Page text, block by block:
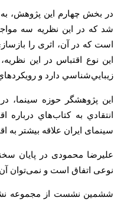
در بخش چهارم این پژوهش، به
شد که در این نظریه سه
است که در آن، اثری را
این نوع اقتباس در این
زيبايي‌شناسي دارد و
این پژوهشگر حوزه سینما،
انتقادي به كتاب‌هاي
سینمای ایران علاقه بیشتر به
علیرضا محمودی در پایان
نوعی اتفاق است و نمی‌توان
ششمین نشست از مجموعه